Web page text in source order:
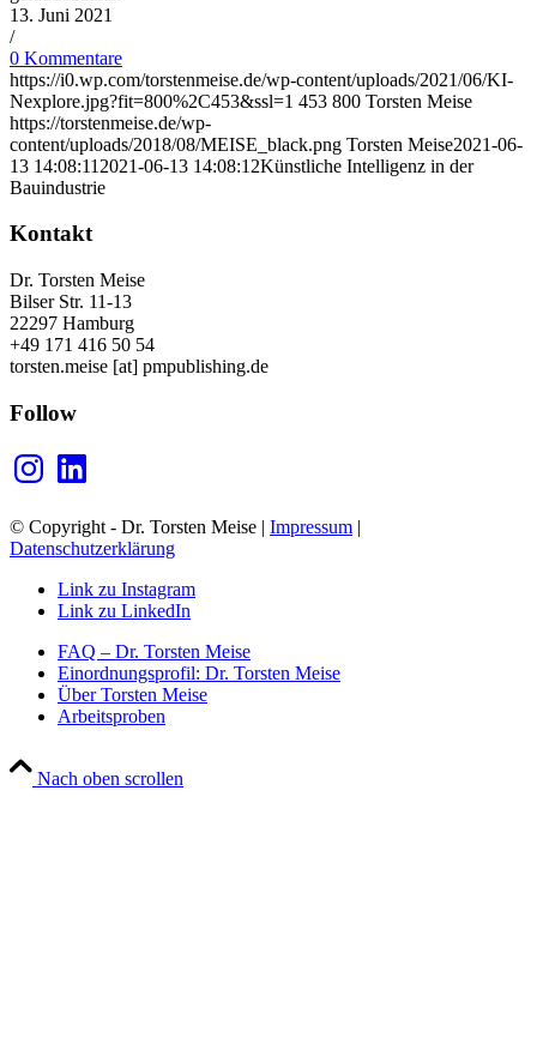
13. Juni 2021
/
0 Kommentare
https://i0.wp.com/torstenmeise.de/wp-content/uploads/2021/06/KI-
Nexplore.jpg?fit=800%2C453&ssl=1 453 800 Torsten Meise
https://torstenmeise.de/wp-
content/uploads/2018/08/MEISE_black.png Torsten Meise2021-06-
13 14:08:11 2021-06-13 14:08:12Künstliche Intelligenz in der
Bauindustrie
Kontakt
Dr. Torsten Meise
Bilser Str. 11-13
22297 Hamburg
+49 171 416 50 54
torsten.meise [at] pmpublishing.de
Follow
InstagramLinkedIn
© Copyright - Dr. Torsten Meise | Impressum |
Datenschutzerklärung
Link zu Instagram
Link zu LinkedIn
FAQ – Dr. Torsten Meise
Einordnungsprofil: Dr. Torsten Meise
Über Torsten Meise
Arbeitsproben
Nach oben scrollen